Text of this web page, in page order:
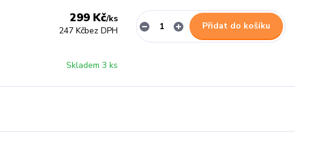
299 Kč/ks
247 Kčbez DPH
Skladem 3 ks
Přidat do košíku